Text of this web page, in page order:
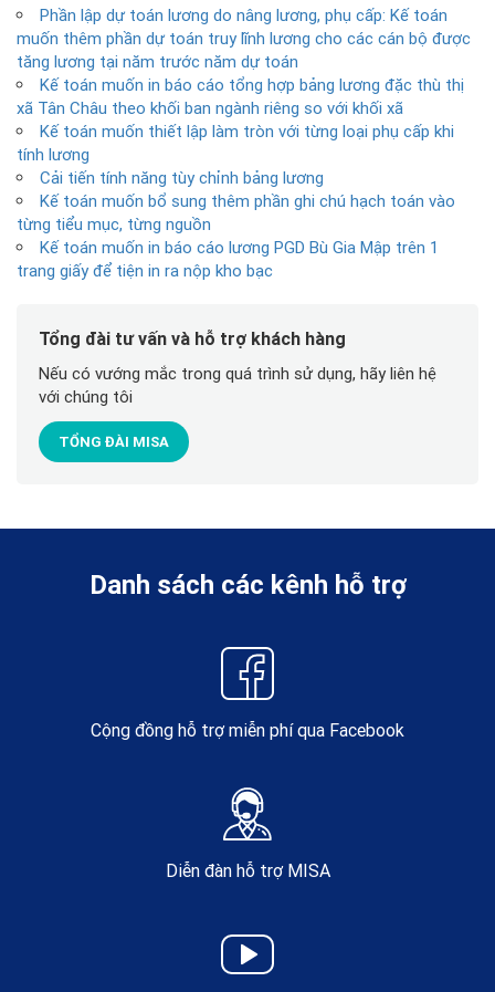
Phần lập dự toán lương do nâng lương, phụ cấp: Kế toán
muốn thêm phần dự toán truy lĩnh lương cho các cán bộ được
tăng lương tại năm trước năm dự toán
Kế toán muốn in báo cáo tổng hợp bảng lương đặc thù thị
xã Tân Châu theo khối ban ngành riêng so với khối xã
Kế toán muốn thiết lập làm tròn với từng loại phụ cấp khi
tính lương
Cải tiến tính năng tùy chỉnh bảng lương
Kế toán muốn bổ sung thêm phần ghi chú hạch toán vào
từng tiểu mục, từng nguồn
Kế toán muốn in báo cáo lương PGD Bù Gia Mập trên 1
trang giấy để tiện in ra nộp kho bạc
Tổng đài tư vấn và hỗ trợ khách hàng
Nếu có vướng mắc trong quá trình sử dụng, hãy liên hệ
với chúng tôi
TỔNG ĐÀI MISA
Danh sách các kênh hỗ trợ
Cộng đồng hỗ trợ miễn phí qua Facebook
Diễn đàn hỗ trợ MISA